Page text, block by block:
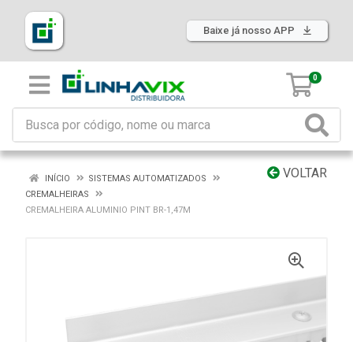
Baixe já nosso APP
0
VOLTAR
INÍCIO
SISTEMAS AUTOMATIZADOS
CREMALHEIRAS
CREMALHEIRA ALUMINIO PINT BR-1,47M